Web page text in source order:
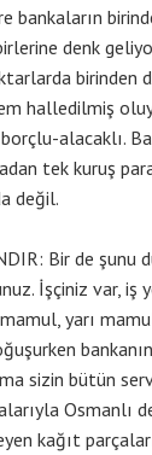
bankaların
denk
birinden
halledilmiş
alacaklı.
tek kuruş
değil.
Bir de şunu
İşçiniz var, iş
yarı
sizin bütün
Osmanlı
kağıt